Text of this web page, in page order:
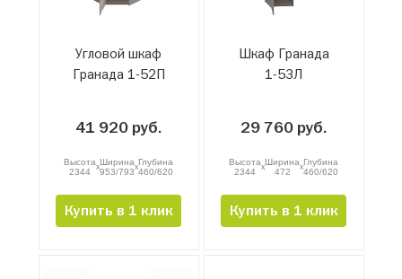
Угловой шкаф
Гранада 1-52П
41 920 руб.
Высота
2344
xШирина
953/793xГлубина
460/620
Купить в 1 клик
Шкаф Гранада
1-53Л
29 760 руб.
Высота
2344
xШирина
472
xГлубина
460/620
Купить в 1 клик